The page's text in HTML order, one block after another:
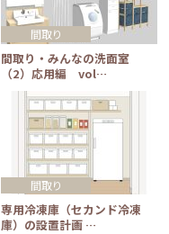
間取り・みんなの洗面室
（2）応用編 vol…
間取り
専用冷凍庫（セカンド冷凍
庫）の設置計画 …
間取り